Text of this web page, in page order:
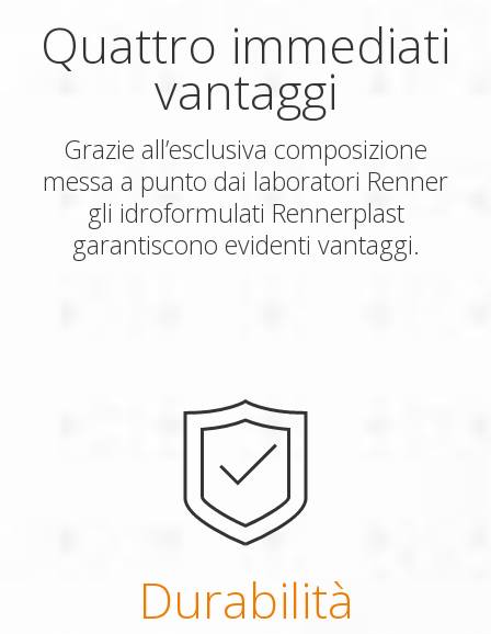
Quattro immediati
vantaggi
Grazie all’esclusiva composizione
messa a punto dai laboratori Renner
gli idroformulati Rennerplast
garantiscono evidenti vantaggi.
Durabilità